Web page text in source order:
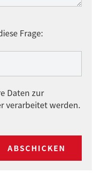
Frage:
Daten zur
verarbeitet werden.